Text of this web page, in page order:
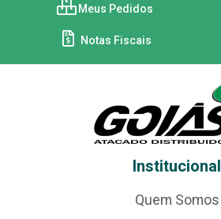
Meus Pedidos
Notas Fiscais
Institucional
Quem Somos